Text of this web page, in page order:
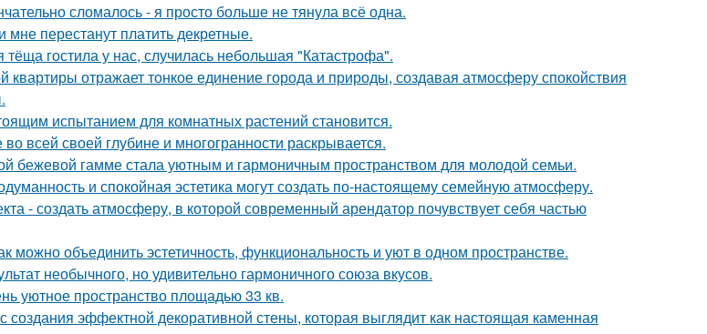
сломалось - я просто больше не тянула всё одна.
мне перестанут платить декретные.
тёща гостила у нас, случилась небольшая "Катастрофа".
квартиры отражает тонкое единение города и природы, создавая атмосферу спокойствия
испытанием для комнатных растений становится.
всей своей глубине и многогранности раскрывается.
бежевой гамме стала уютным и гармоничным пространством для молодой семьи.
и спокойная эстетика могут создать по-настоящему семейную атмосферу.
- создать атмосферу, в которой современный арендатор почувствует себя частью
можно объединить эстетичность, функциональность и уют в одном пространстве.
необычного, но удивительно гармоничного союза вкусов.
уютное пространство площадью 33 кв.
создания эффектной декоративной стены, которая выглядит как настоящая каменная